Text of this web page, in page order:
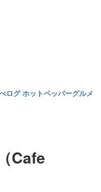
ログホットペッパーグルメ
Cafe